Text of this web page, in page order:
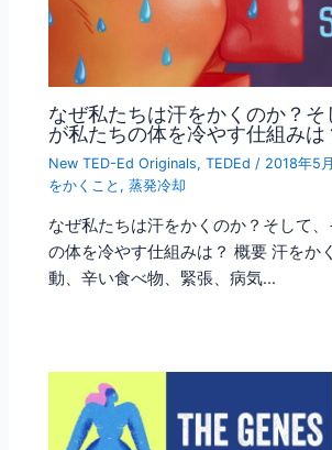
なぜ私たちは汗をかくのか？そ
が私たちの体を冷やす仕組みは
New TED-Ed Originals,TEDEd / 2018年5
をかくこと ,蒸発冷却
なぜ私たちは汗をかくのか？そして
の体を冷やす仕組みは？ 概要 汗をか
動、辛い食べ物、緊張、病気…